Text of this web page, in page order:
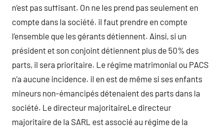
n’est pas suffisant. On ne les prend pas seulement en
compte dans la société. il faut prendre en compte
l’ensemble que les gérants détiennent. Ainsi, si un
président et son conjoint détiennent plus de 50% des
parts, il sera prioritaire. Le régime matrimonial ou PACS
n’a aucune incidence. il en est de même si ses enfants
mineurs non-émancipés détenaient des parts dans la
société. Le directeur majoritaireLe directeur
majoritaire de la SARL est associé au régime de la